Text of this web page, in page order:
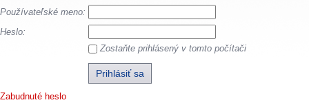
Používateľské meno:
Heslo:
Zostaňte prihlásený v tomto počítači
Zabudnuté heslo